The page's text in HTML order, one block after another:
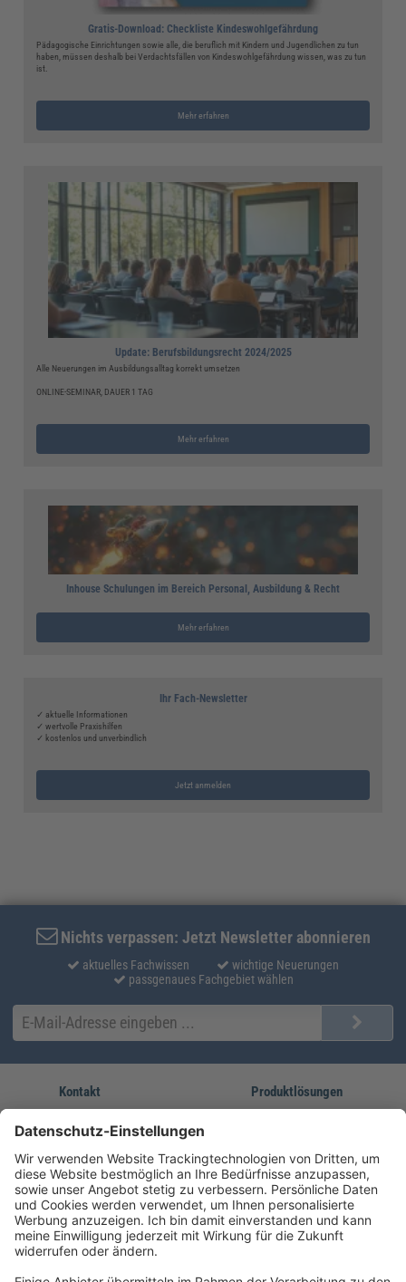
Gratis-Download: Checkliste Kindeswohlgefährdung
Pädagogische Einrichtungen sowie alle, die beruflich mit Kindern und Jugendlichen zu tun
haben, müssen deshalb bei Verdachtsfällen von Kindeswohlgefährdung wissen, was zu tun
ist.
Mehr erfahren
Update: Berufsbildungsrecht 2024/2025
Alle Neuerungen im Ausbildungsalltag korrekt umsetzen
ONLINE-SEMINAR, DAUER 1 TAG
Mehr erfahren
Inhouse Schulungen im Bereich Personal, Ausbildung & Recht
Mehr erfahren
Ihr Fach-Newsletter
✓ aktuelle Informationen
✓ wertvolle Praxishilfen
✓ kostenlos und unverbindlich
Jetzt anmelden
Nichts verpassen: Jetzt Newsletter abonnieren
aktuelles Fachwissen
wichtige Neuerungen
passgenaues Fachgebiet wählen
Kontakt
service@forum-verlag.com
Mo-Do 07:30 - 17:00 Uhr
Fr 07:30 - 15:00 Uhr
Produktlösungen
Unsere Marken
Folgen Sie uns